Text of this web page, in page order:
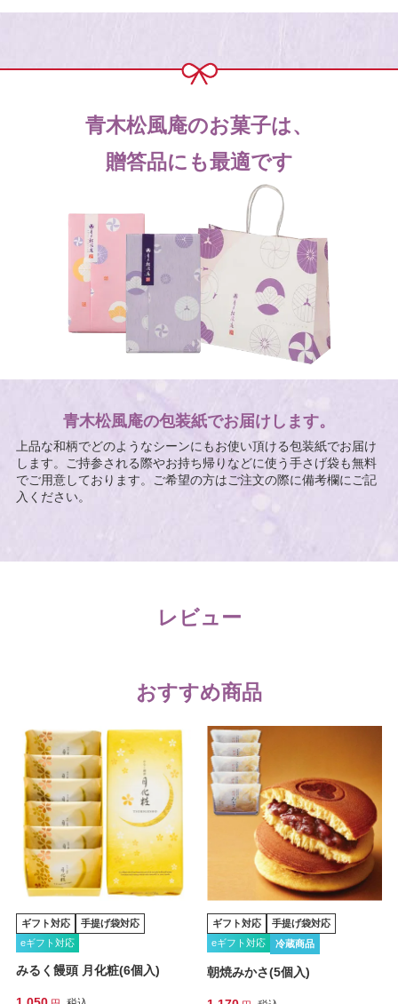
青木松風庵のお菓子は、
贈答品にも最適です
青木松風庵の包装紙でお届けします。
上品な和柄でどのようなシーンにもお使い頂ける包装紙でお届け
します。ご持参される際やお持ち帰りなどに使う手さげ袋も無料
でご用意しております。ご希望の方はご注文の際に備考欄にご記
入ください。
レビュー
おすすめ商品
ギフト対応
手提げ袋対応
eギフト対応
みるく饅頭 月化粧(6個入)
ギフト対応
手提げ袋対応
eギフト対応
冷蔵商品
朝焼みかさ(5個入)